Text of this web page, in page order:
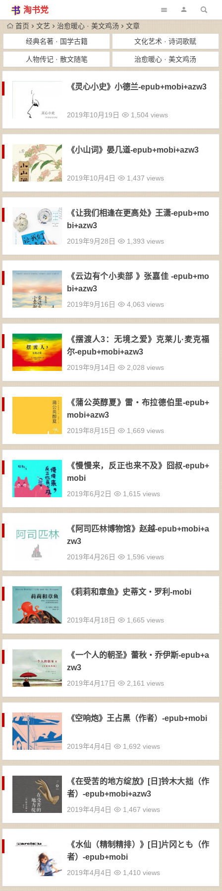
淘书党
首页 文艺 治愈暖心 · 美文鸡汤
文章
经典名著 · 国学古籍
文化艺术 · 诗词歌赋
人物传记 · 散文随笔 治愈暖心 · 美文鸡汤
《灵心小史》小德兰-epub+mobi+azw3
2019年10月19日 1,504 views
《小山词》晏几道-epub+mobi+azw3
2019年10月4日 1,437 views
《让我们相逢在更高处》王潇-epub+mo
bi+azw3
2019年9月28日 1,393 views
《云边有个小卖部 》张嘉佳 -epub+mo
bi+azw3
2019年9月16日 4,063 views
《摆渡人3：无境之爱》克莱儿·麦克福
尔-epub+mobi+azw3
2019年9月14日 2,028 views
《蒲公英醇夏》雷・布拉德伯里-epub+
mobi+azw3
2019年8月15日 1,669 views
《慢慢来，反正也来不及》囧叔-epub+
mobi
2019年6月2日 1,615 views
《阿司匹林博物馆》赵越-epub+mobi+a
zw3
2019年4月26日 1,596 views
《莉莉和章鱼》史蒂文・罗利-mobi
2019年4月18日 1,665 views
《一个人的朝圣》蕾秋・乔伊斯-epub+a
zw3
2019年4月17日 2,161 views
《空响炮》王占黑（作者）-epub+mobi
2019年4月4日 1,692 views
《在受苦的地方绽放》[日]铃木大拙（作
者）-epub+mobi+azw3
2019年4月4日 1,467 views
《水仙（精制精排）》[日]片冈とも（作
者）-epub+mobi
2019年4月4日 1,410 views